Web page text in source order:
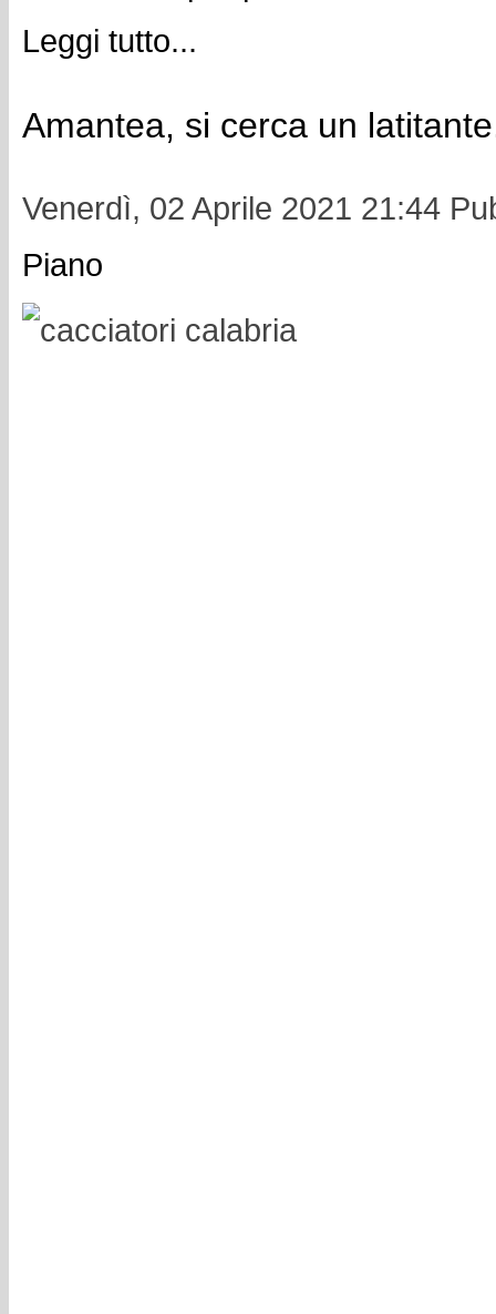
Leggi tutto...
Amantea, si cerca un
Venerdì, 02 Aprile 2021 21:44
Piano